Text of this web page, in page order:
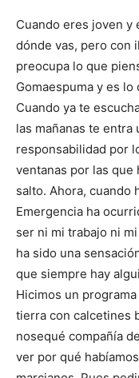
Cuando eres joven y
dónde vas, pero con
preocupa lo que
Gomaespuma y es
Cuando ya te
las mañanas te entra
responsabilidad por
ventanas por las que
salto. Ahora, cuando
Emergencia ha
ser ni mi trabajo ni
ha sido una
que siempre hay
Hicimos un
tierra con calcetines
nosequé compañía
ver por qué